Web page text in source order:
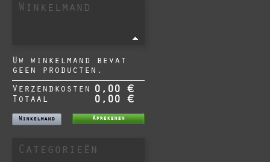
Winkelmand
Uw winkelmand bevat
geen producten.
Verzendkosten 0,00 €
Totaal 0,00 €
Winkelmand Afrekenen
Categorieën